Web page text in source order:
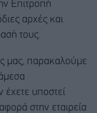
Επιτροπή
αρχές και
τους.
μας, παρακαλούμε
υποστεί
στην εταιρεία